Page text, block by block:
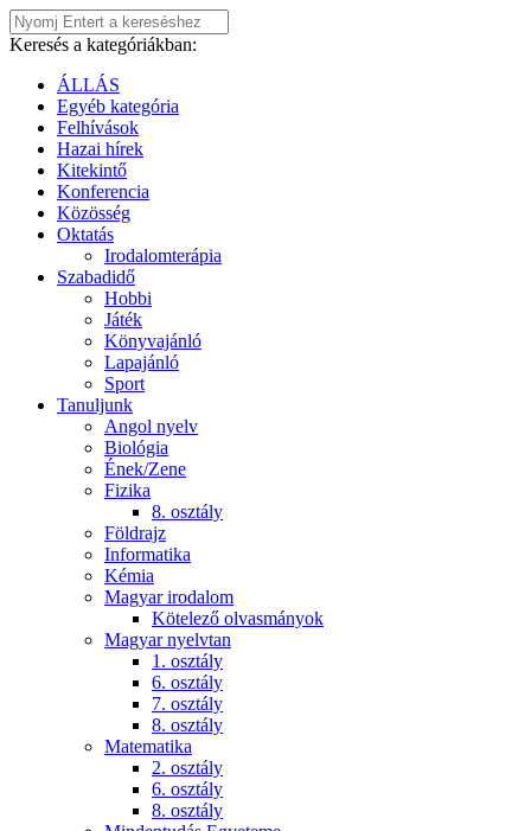
Keresés a kategóriákban:
ÁLLÁS
Egyéb kategória
Felhívások
Hazai hírek
Kitekintő
Konferencia
Közösség
Oktatás
Irodalomterápia
Szabadidő
Hobbi
Játék
Könyvajánló
Lapajánló
Sport
Tanuljunk
Angol nyelv
Biológia
Ének/Zene
Fizika
8. osztály
Földrajz
Informatika
Kémia
Magyar irodalom
Kötelező olvasmányok
Magyar nyelvtan
1. osztály
6. osztály
7. osztály
8. osztály
Matematika
2. osztály
6. osztály
8. osztály